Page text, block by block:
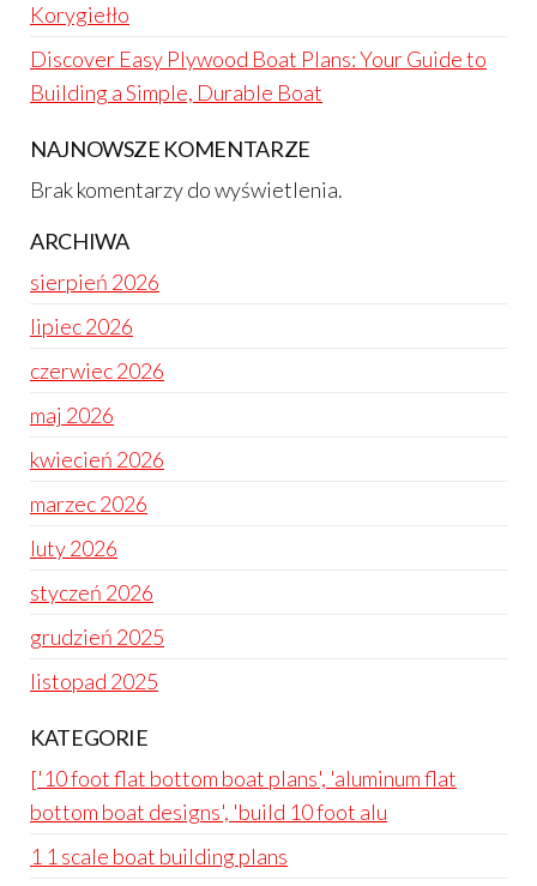
Korygiełło
Discover Easy Plywood Boat Plans: Your Guide to
Building a Simple, Durable Boat
NAJNOWSZE KOMENTARZE
Brak komentarzy do wyświetlenia.
ARCHIWA
sierpień 2026
lipiec 2026
czerwiec 2026
maj 2026
kwiecień 2026
marzec 2026
luty 2026
styczeń 2026
grudzień 2025
listopad 2025
KATEGORIE
['10 foot flat bottom boat plans', 'aluminum flat
bottom boat designs', 'build 10 foot alu
1 1 scale boat building plans